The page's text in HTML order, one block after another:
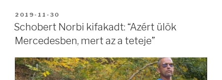
BEKÜLDVE:
2019-11-30
Schobert Norbi kifakadt: “Azért ülök
Mercedesben, mert az a teteje”